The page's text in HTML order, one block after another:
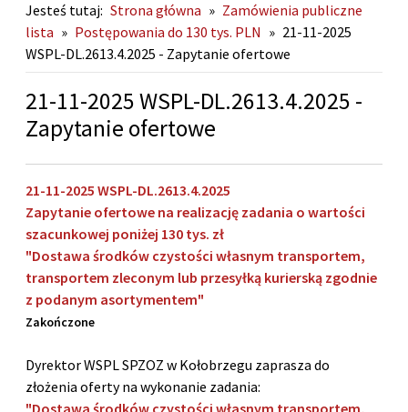
Jesteś tutaj: Strona główna » Zamówienia publiczne
lista » Postępowania do 130 tys. PLN » 21-11-2025
WSPL-DL.2613.4.2025 - Zapytanie ofertowe
21-11-2025 WSPL-DL.2613.4.2025 -
Zapytanie ofertowe
21-11-2025 WSPL-DL.2613.4.2025
Zapytanie ofertowe na realizację zadania o wartości
szacunkowej poniżej 130 tys. zł
"Dostawa środków czystości własnym transportem,
transportem zleconym lub przesyłką kurierską zgodnie
z podanym asortymentem"
Zakończone
Dyrektor WSPL SPZOZ w Kołobrzegu zaprasza do
złożenia oferty na wykonanie zadania: